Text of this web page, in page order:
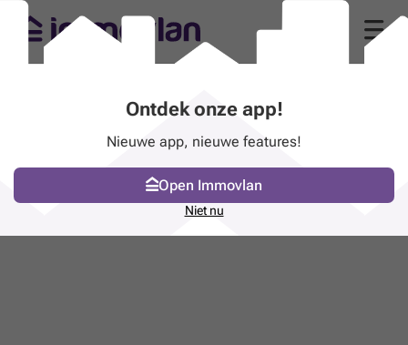
Ontdek onze app!
Nieuwe app, nieuwe features!
Open Immovlan
Niet nu